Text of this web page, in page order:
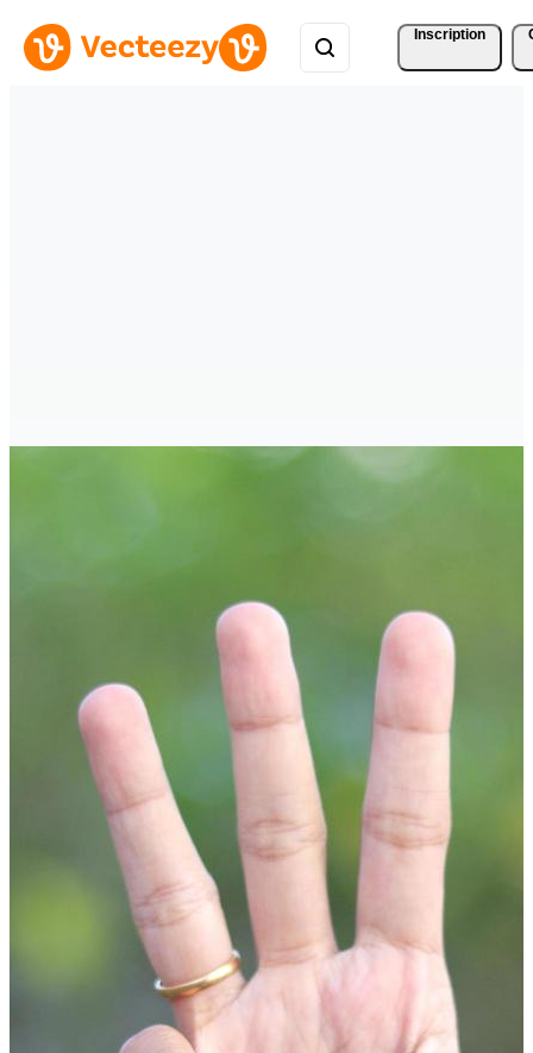
Inscription